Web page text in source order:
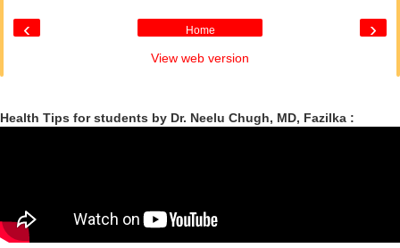
‹ ›
Home
View web version
Health Tips for students by Dr. Neelu Chugh, MD, Fazilka :